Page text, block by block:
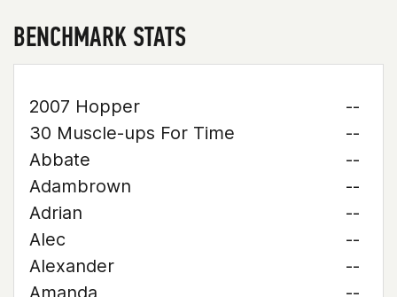
BENCHMARK STATS
2007 Hopper
--
30 Muscle-ups For Time
--
Abbate
--
Adambrown
--
Adrian
--
Alec
--
Alexander
--
Amanda
--